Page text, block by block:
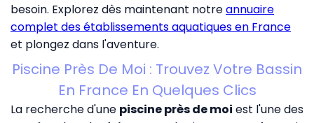
besoin. Explorez dès maintenant notreannuaire
complet des établissements aquatiques en France
et plongez dans l'aventure.
Piscine Près De Moi : Trouvez Votre Bassin
En France En Quelques Clics
La recherche d'une piscine près de moi est l'une des